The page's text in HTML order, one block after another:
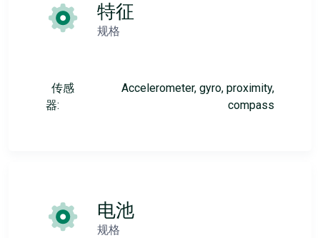
特征
规格
传感
器:
Accelerometer, gyro, proximity,
compass
电池
规格